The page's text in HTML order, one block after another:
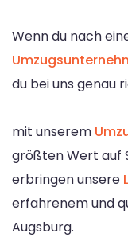
Wenn du nach
du bei uns genau
mit unserem
größten Wert auf
erbringen unsere
erfahrenem und
Augsburg.